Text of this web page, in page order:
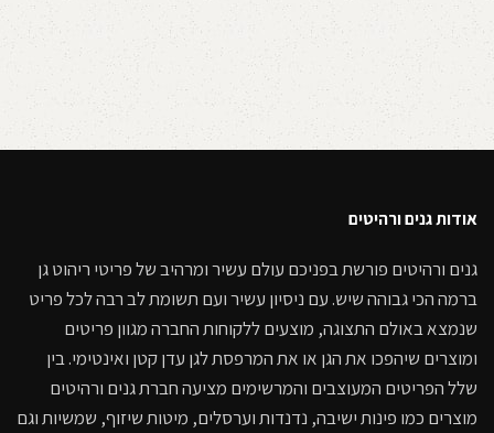
אודות גנים ורהיטים
גנים ורהיטים פורשת בפניכם עולם עשיר ומרהיב של פריטי ריהוט גן
ברמה הכי גבוהה שיש. עם ניסיון עשיר ועם תשומת לב רבה לכל פריט
שנמצא באולם התצוגה, מוצעים ללקוחות החברה מגוון פריטים
ומוצרים שיהפכו את הגן או את המרפסת לגן עדן קטן ואינטימי. בין
שלל הפריטים המעוצבים והמרשימים מציעה חברת גנים ורהיטים
מוצרים כמו פינות ישיבה, נדנדות וערסלים, מיטות שיזוף, שמשיות וגם